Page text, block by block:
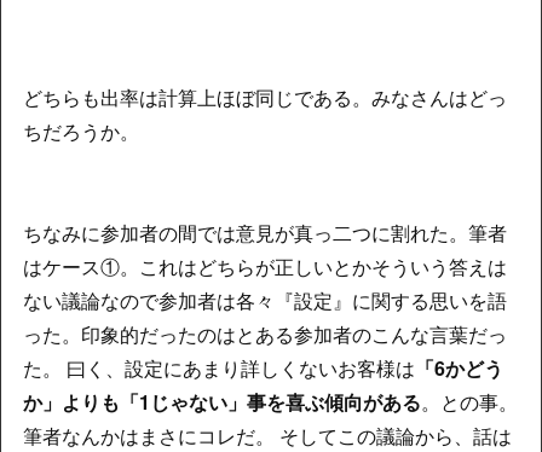
どちらも出率は計算上ほぼ同じである。みなさんはどっ
ちだろうか。
ちなみに参加者の間では意見が真っ二つに割れた。筆者
はケース①。これはどちらが正しいとかそういう答えは
ない議論なので参加者は各々『設定』に関する思いを語
った。印象的だったのはとある参加者のこんな言葉だっ
た。 曰く、設定にあまり詳しくないお客様は 「6かどう
か」よりも「1じゃない」事を喜ぶ傾向がある。との事。
筆者なんかはまさにコレだ。 そしてこの議論から、話は